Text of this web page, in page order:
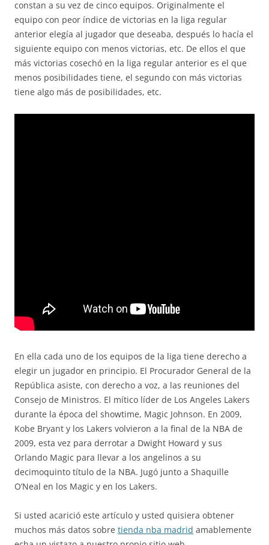
constan a su vez de cinco equipos. Originalmente el
equipo con peor índice de victorias en la liga regular
anterior elegía al jugador que deseaba, después lo hacía el
siguiente equipo con menos victorias, etc. De ellos el que
más victorias cosechó en la liga regular anterior es el que
menos posibilidades tiene, el segundo con más victorias
tiene algo más de posibilidades, etc.
En ella cada uno de los equipos de la liga tiene derecho a
elegir un jugador en principio. El Procurador General de la
República asiste, con derecho a voz, a las reuniones del
Consejo de Ministros. El mítico líder de Los Angeles Lakers
durante la época del showtime, Magic Johnson. En 2009,
Kobe Bryant y los Lakers volvieron a la final de la NBA de
2009, esta vez para derrotar a Dwight Howard y sus
Orlando Magic para llevar a los angelinos a su
decimoquinto título de la NBA. Jugó junto a Shaquille
O’Neal en los Magic y en los Lakers.
Si usted acarició este artículo y usted quisiera obtener
muchos más datos sobre tienda nba madrid amablemente